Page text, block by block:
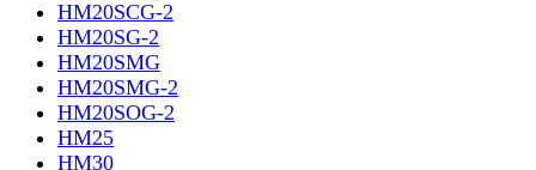
HM20SCG-2
HM20SG-2
HM20SMG
HM20SMG-2
HM20SOG-2
HM25
HM30